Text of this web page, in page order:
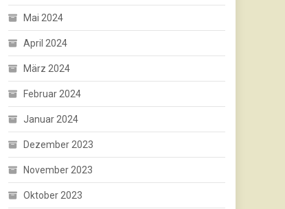
Mai 2024
April 2024
März 2024
Februar 2024
Januar 2024
Dezember 2023
November 2023
Oktober 2023